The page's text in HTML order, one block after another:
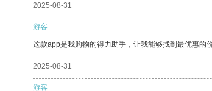
2025-08-31
游客
这款app是我购物的得力助手，让我能够找到最优惠的
2025-08-31
游客